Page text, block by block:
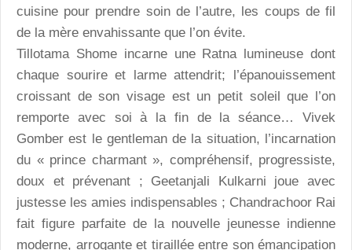
cuisine pour prendre soin de l’autre, les coups de fil
de la mère envahissante que l’on évite.
Tillotama Shome incarne une Ratna lumineuse dont
chaque sourire et larme attendrit; l’épanouissement
croissant de son visage est un petit soleil que l’on
remporte avec soi à la fin de la séance… Vivek
Gomber est le gentleman de la situation, l’incarnation
du « prince charmant », compréhensif, progressiste,
doux et prévenant ; Geetanjali Kulkarni joue avec
justesse les amies indispensables ; Chandrachoor Rai
fait figure parfaite de la nouvelle jeunesse indienne
moderne, arrogante et tiraillée entre son émancipation